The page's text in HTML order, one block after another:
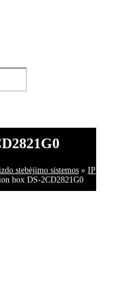
stebėjimo sistemos » IP
box DS-2CD2821G0